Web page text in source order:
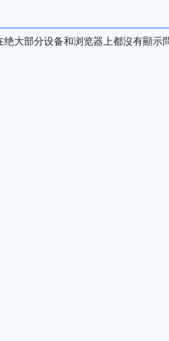
大部分设备和浏览器上都沒有顯示